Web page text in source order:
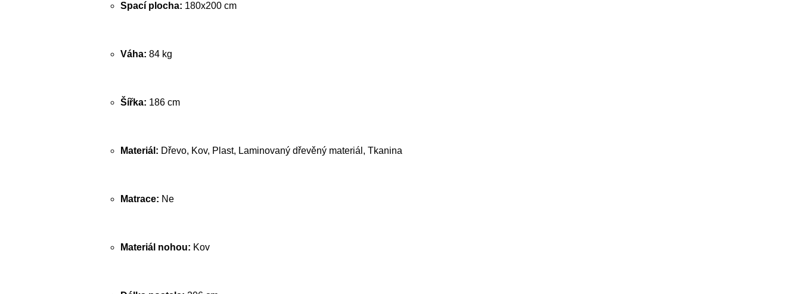
Spací plocha: 180x200 cm
Váha: 84 kg
Šířka: 186 cm
Materiál: Dřevo, Kov, Plast, Laminovaný dřevěný materiál, Tkanina
Matrace: Ne
Materiál nohou: Kov